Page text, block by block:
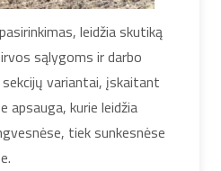
leidžia skutiką
sąlygoms ir darbo
variantai, įskaitant
apsauga, kurie leidžia
tiek sunkesnėse